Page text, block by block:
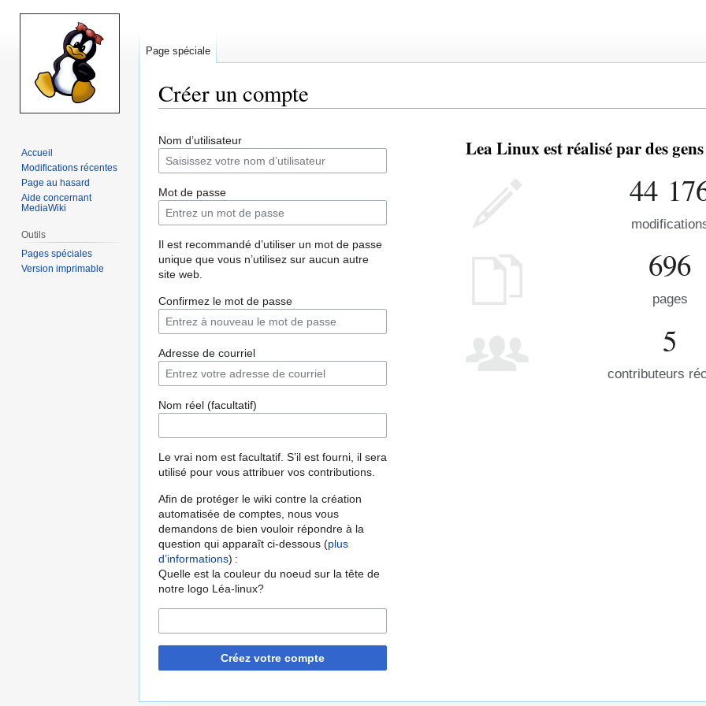
Créer un compte
à
à
Nom d’utilisateur
Mot de passe
Il est recommandé d’utiliser un mot de passe
unique que vous n’utilisez sur aucun autre
site web.
Confirmez le mot de passe
Adresse de courriel
Nom réel (facultatif)
Le vrai nom est facultatif. S’il est fourni, il sera
utilisé pour vous attribuer vos contributions.
Afin de protéger le wiki contre la création
automatisée de comptes, nous vous
demandons de bien vouloir répondre à la
question qui apparaît ci-dessous (plus
d’informations) :
Quelle est la couleur du noeud sur la tête de
notre logo Léa-linux?
Créez votre compte
Lea Linux est réalisé par des
44
696
pages
5
contributeurs
Page spéciale
Accueil
Modifications récentes
Page au hasard
Aide concernant
MediaWiki
Outils
Pages spéciales
Version imprimable